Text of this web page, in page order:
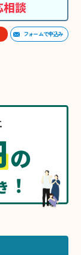
相談
フォームで申込み
の
！